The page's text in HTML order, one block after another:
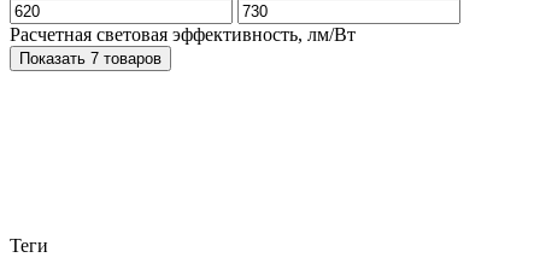
Расчетная световая эффективность, лм/Вт
Показать 7 товаров
Теги